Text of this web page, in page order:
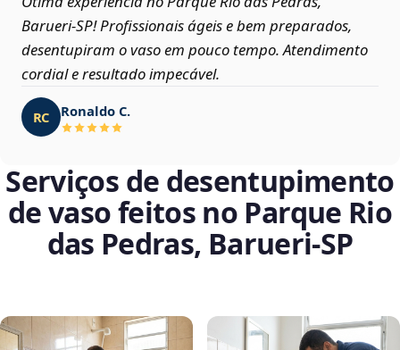
Barueri‑SP! Profissionais ágeis e bem preparados,
desentupiram o vaso em pouco tempo. Atendimento
cordial e resultado impecável.
RC Ronaldo C.
Serviços de desentupimento
de vaso feitos no Parque Rio
das Pedras, Barueri‑SP